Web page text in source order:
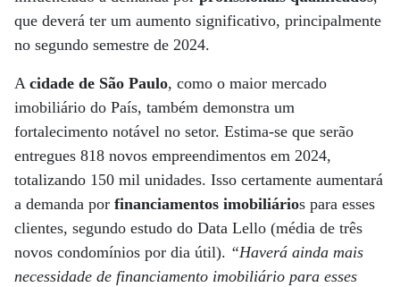
que deverá ter um aumento significativo, principalmente
no segundo semestre de 2024.
A cidade de São Paulo, como o maior mercado
imobiliário do País, também demonstra um
fortalecimento notável no setor. Estima-se que serão
entregues 818 novos empreendimentos em 2024,
totalizando 150 mil unidades. Isso certamente aumentará
a demanda por financiamentos imobiliários para esses
clientes, segundo estudo do Data Lello (média de três
novos condomínios por dia útil). “Haverá ainda mais
necessidade de financiamento imobiliário para esses